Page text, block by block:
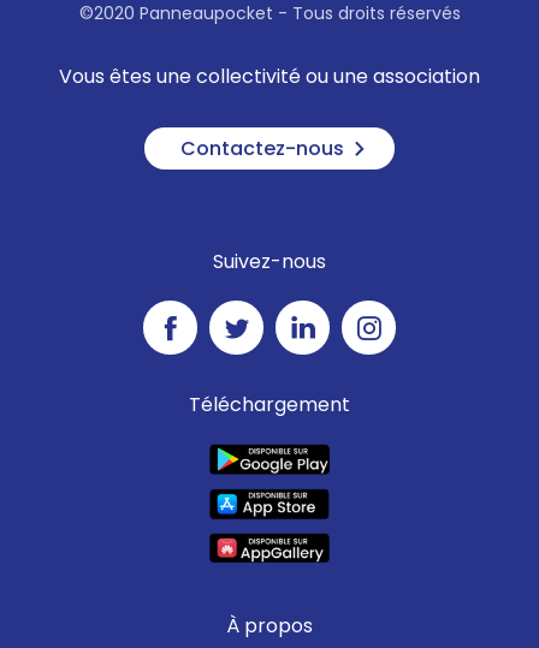
©2020 Panneaupocket - Tous droits réservés
Vous êtes une collectivité ou une association
Contactez-nous
Suivez-nous
Téléchargement
À propos